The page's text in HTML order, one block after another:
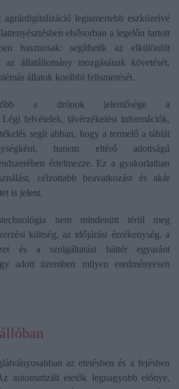
legismertebb eszközeivé
elsősorban a legelőn tartott
hasznosak: segíthetik az elkülönült
az állatállomány mozgásának követését,
állatok korábbi felismerését.
a drónok jelentősége a
Légi felvételek, távérzékelési információk,
segít abban, hogy a termelő a táblát
hanem eltérő adottságú
értelmezze. Ez a gyakorlatban
célzottabb beavatkozást és akár
is jelent.
nem mindenütt térül meg
költség, az időjárási érzékenység, a
és a szolgáltatási háttér egyaránt
adott üzemben milyen eredményesen
az etetésben és a fejésben
automatizált etetők legnagyobb előnye,